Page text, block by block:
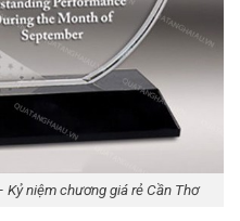
Kỷ niệm chương giá rẻ Cần Thơ